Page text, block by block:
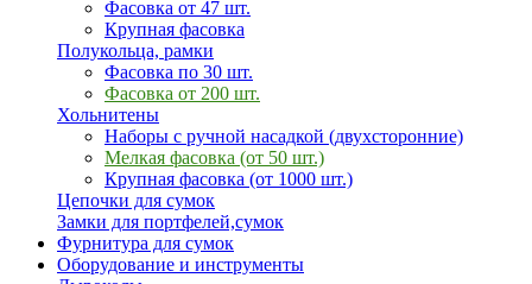
Фасовка от 47 шт.
Крупная фасовка
Полукольца, рамки
Фасовка по 30 шт.
Фасовка от 200 шт.
Хольнитены
Наборы с ручной насадкой (двухсторонние)
Мелкая фасовка (от 50 шт.)
Крупная фасовка (от 1000 шт.)
Цепочки для сумок
Замки для портфелей,сумок
Фурнитура для сумок
Оборудование и инструменты